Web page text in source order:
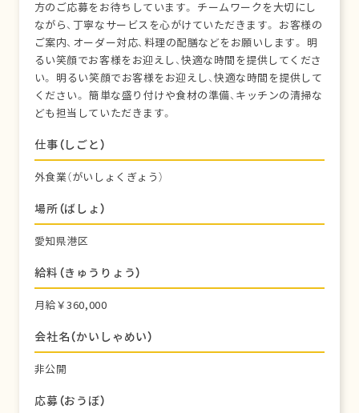
方のご応募をお待ちしています。 チームワークを大切にし
ながら、丁寧なサービスを心がけていただきます。 お客様の
ご案内、オーダー対応、料理の配膳などをお願いします。 明
るい笑顔でお客様をお迎えし、快適な時間を提供してくださ
い。 明るい笑顔でお客様をお迎えし、快適な時間を提供して
ください。 簡単な盛り付けや食材の準備、キッチンの清掃な
ども担当していただきます。
仕事（しごと）
外食業（がいしょくぎょう）
場所（ばしょ）
愛知県港区
給料（きゅうりょう）
月給￥360,000
会社名（かいしゃめい）
非公開
応募（おうぼ）